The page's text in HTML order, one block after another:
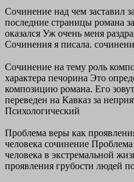
Сочинение над чем заставил
последние страницы романа
оказался Уж очень меня
Сочинения я писала.
Сочинение на тему роль
характера печорина Это
композицию романа. Его
переведен на Кавказ за
Психологический
Проблема веры как
человека сочинение
человека в экстремальной
проявления грубости людей